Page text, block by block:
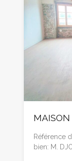
MAISON
Référence
bien: M.